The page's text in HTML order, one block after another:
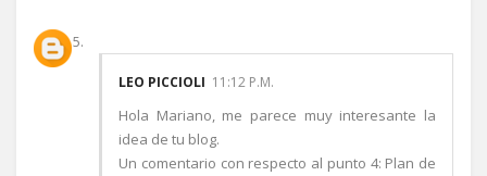
LEO PICCIOLI 11:12 P.M.
Hola Mariano, me parece muy interesante la
idea de tu blog.
Un comentario con respecto al punto 4: Plan de